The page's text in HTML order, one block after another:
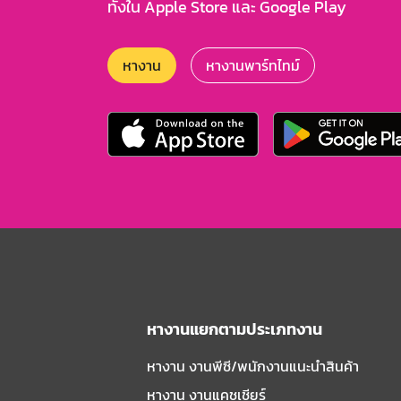
ทั้งใน Apple Store และ Google Play
หางาน หางานพาร์ทไทม์
หางานแยกตามประเภทงาน
หางาน งานพีซี/พนักงานแนะนําสินค้า
หางาน งานแคชเชียร์